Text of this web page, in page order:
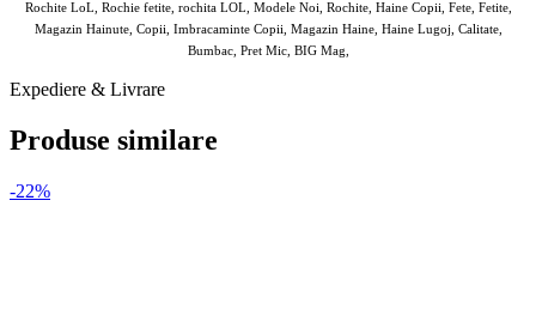
Rochite LoL, Rochie fetite, rochita LOL, Modele Noi, Rochite, Haine Copii, Fete, Fetite,
Magazin Hainute, Copii, Imbracaminte Copii, Magazin Haine, Haine Lugoj, Calitate,
Bumbac, Pret Mic, BIG Mag,
Expediere & Livrare
Produse similare
-22%